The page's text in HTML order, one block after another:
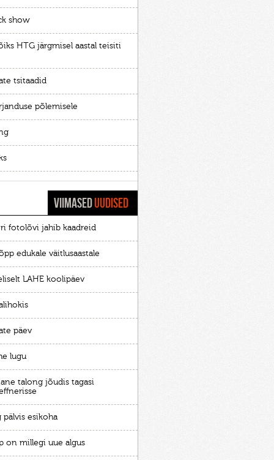
show
HTG järgmisel aastal teisiti
tsitaadid
põlemisele
VIIMASEDUUDISED
fotolõvi jahib kaadreid
edukale väitlusaastale
LAHE koolipäev
päev
lugu
talong jõudis tagasi
pälvis esikoha
on millegi uue algus